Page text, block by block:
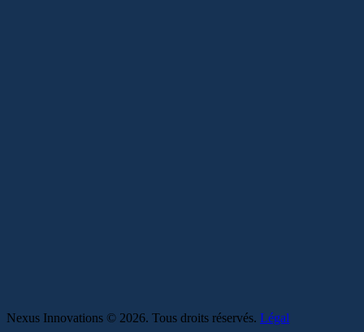
Nexus Innovations © 2026. Tous droits réservés. Légal